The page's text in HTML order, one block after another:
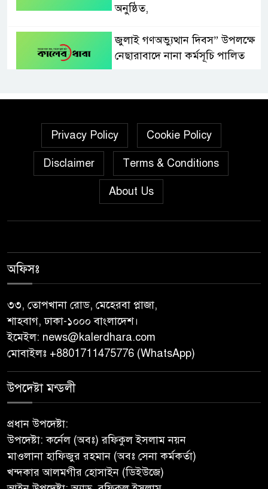
অনুষ্ঠিত,
জুলাই গণঅভ্যুত্থান দিবস” উপলক্ষে
নেছারাবাদে নানা কর্মসূচি পালিত
নয়নুজ্জামান মুন্সীর মতবিনিময়
পিরোজপুরে নানা কর্মসূচি পালিত
নেছারাবাদের বলদিয়ায় বিয়ের
অনশন : থানায় অভিযোগ
‎গৌরনদীতে যথাযোগ্য মর্যাদায়
পালিত হলো ‘০৫ আগস্ট জুলাই
গণঅভ্যুত্থান দিবস ২০২৬’ ‎
বাবুগঞ্জে বাংলাদেশ প্রাথমিক শিক্ষক
লুটের অভিযোগ
বাবুগঞ্জে পরিস্কার পরিচ্ছন্নতা ও
Privacy Policy Cookie Policy
Disclaimer Terms & Conditions
About Us
অফিসঃ
৩৩, তোপখানা রোড, মেহেরবা প্লাজা,
শাহবাগ, ঢাকা-১০০০ বাংলাদেশ।
ইমেইল: news@kalerdhara.com
মোবাইলঃ +8801711475776 (WhatsApp)
উপদেষ্টা মন্ডলী
প্রধান উপদেষ্টা:
উপদেষ্টা: কর্নেল (অবঃ) রফিকুল ইসলাম নয়ন
মাওলানা হাফিজুর রহমান (অবঃ সেনা কর্মকর্তা)
খন্দকার আলমগীর হোসাইন (ডিইউজে)